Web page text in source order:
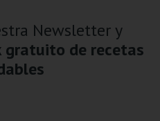
Newsletter y
gratuito de recetas